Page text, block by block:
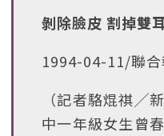
剝除臉皮 割掉雙
1994-04-11/聯
（記者駱焜祺╱
中一年級女生曾